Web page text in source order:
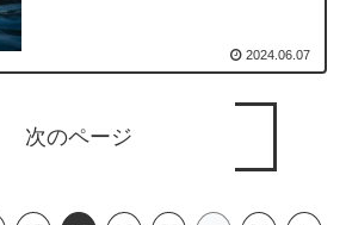
2024.06.07
次のページ